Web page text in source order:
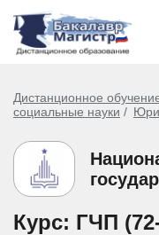
Дистанционное
социальные науки
Курс: ГЧП